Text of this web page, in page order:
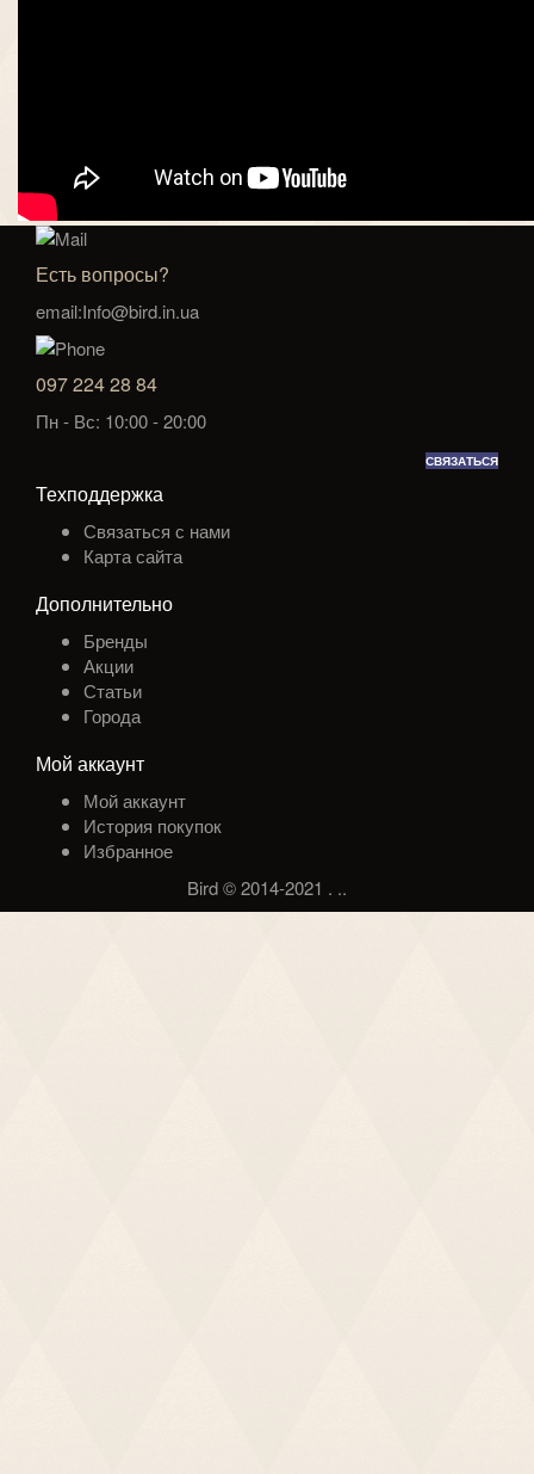
Есть вопросы?
email:Info@bird.in.ua
097 224 28 84
Пн - Вс: 10:00 - 20:00
СВЯЗАТЬСЯ
Техподдержка
Связаться с нами
Карта сайта
Дополнительно
Бренды
Акции
Статьи
Города
Мой аккаунт
Мой аккаунт
История покупок
Избранное
Bird © 2014-2021 . ..